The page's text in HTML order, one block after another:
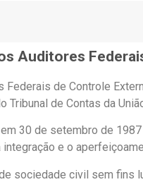
Auditores
Federais de Controle
Tribunal de Contas da
30 de setembro de
integração e o
sociedade civil sem fins